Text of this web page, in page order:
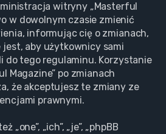
witryny „Masterful
w dowolnym czasie zmienić
informując cię o zmianach,
jest, aby użytkownicy sami
do tego regulaminu. Korzystanie
Magazine” po zmianach
że akceptujesz te zmiany ze
prawnymi.
„one”, „ich”, „je”, „phpBB